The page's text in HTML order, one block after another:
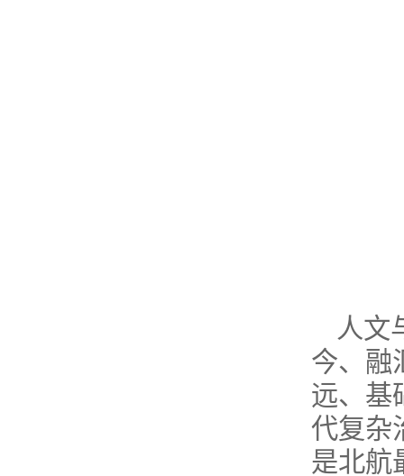
人文
今、融
远、基
代复杂
是北航